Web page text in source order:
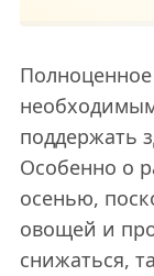
поддержать
Особенно о
осенью,
овощей и
снижаться,